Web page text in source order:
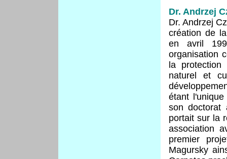
Dr. Andrzej
Dr. Andrzej
création de
en avril
organisation
la protection
naturel et
étant
son doctorat
portait sur la
association
premier
Magursky